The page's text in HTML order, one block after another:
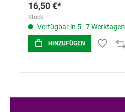
16,50 €*
Stück
Verfügbar in 5–7 Werktagen
HINZUFÜGEN